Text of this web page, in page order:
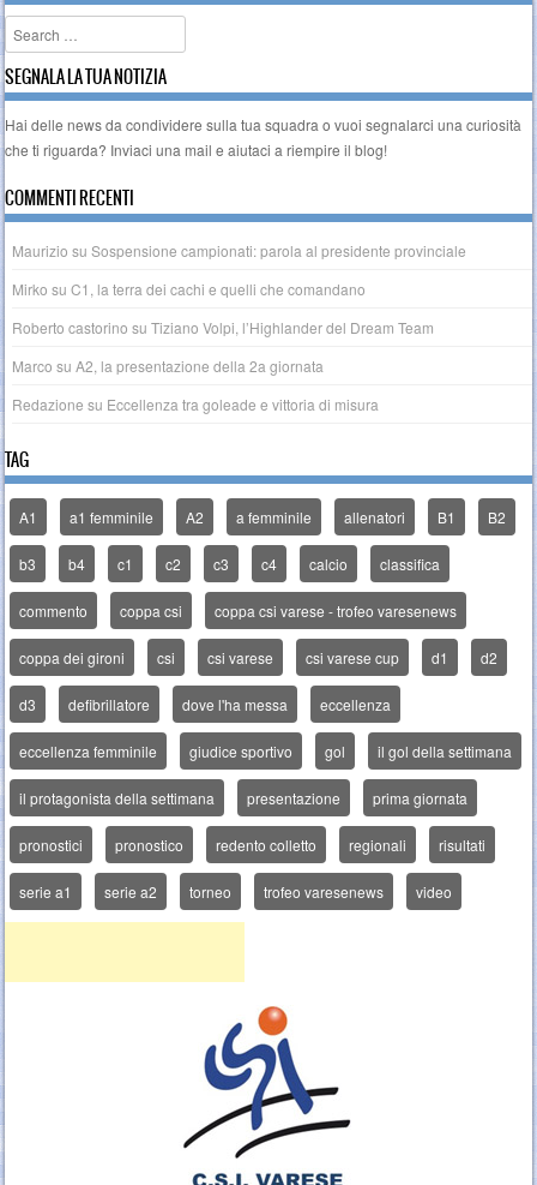
Search
SEGNALA LA TUA NOTIZIA
Hai delle news da condividere sulla tua squadra o vuoi segnalarci una curiosità
che ti riguarda? Inviaci unamail e aiutaci a riempire il blog!
COMMENTI RECENTI
Maurizio suSospensione campionati: parola al presidente provinciale
Mirko suC1, la terra dei cachi e quelli che comandano
Roberto castorino suTiziano Volpi, l’Highlander del Dream Team
Marco suA2, la presentazione della 2a giornata
Redazione su Eccellenza tra goleade e vittoria di misura
TAG
A1 a1 femminile A2 a femminile allenatori B1 B2
b3 b4 c1 c2 c3 c4 calcio classifica
commento coppa csi coppa csi varese - trofeo varesenews
coppa dei gironi csi csi varese csi varese cup d1 d2
d3 defibrillatore dove l'ha messa eccellenza
eccellenza femminile giudice sportivo gol il gol della settimana
il protagonista della settimana presentazione prima giornata
pronostici pronostico redento colletto regionali risultati
serie a1 serie a2 torneo trofeo varesenews video